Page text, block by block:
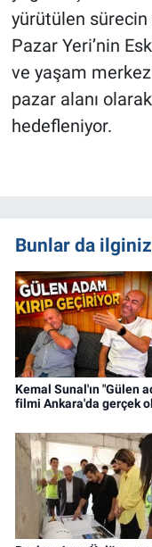
yürütülen sürecin
Pazar Yeri’nin
ve yaşam
pazar alanı
hedefleniyor.
Bunlar da
Kemal Sunal'ın "Gülen
filmi Ankara'da gerçek